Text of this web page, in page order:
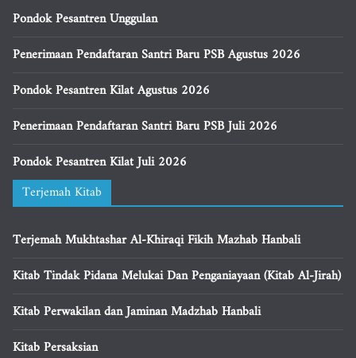
Pondok Pesantren Unggulan
Penerimaan Pendaftaran Santri Baru PSB Agustus 2026
Pondok Pesantren Kilat Agustus 2026
Penerimaan Pendaftaran Santri Baru PSB Juli 2026
Pondok Pesantren Kilat Juli 2026
Terjemah Kitab
Terjemah Mukhtashar Al-Khiraqi Fikih Mazhab Hanbali
Kitab Tindak Pidana Melukai Dan Penganiayaan (Kitab Al-Jirah)
Kitab Perwakilan dan Jaminan Madzhab Hanbali
Kitab Persaksian